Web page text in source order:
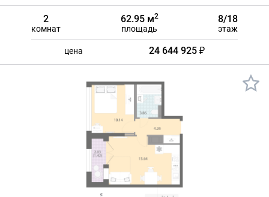
2
комнат
62.95 м2
площадь
8/18
этаж
цена 24 644 925 ₽